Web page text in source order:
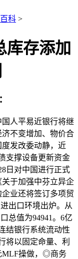
科 >
库存添加
人平易近银行将继
不变增加、物价合
发改委动静，近
支撑设备更新资金
日对中国进行正式
于加强中芬立异企
业还将签订多项贸
出口环境出炉。从
总值为94941。6亿
结银行系统流动性
将以固定命量、利
MLF操做，◎商务